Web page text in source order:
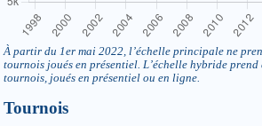
À partir du 1er mai 2022, l’échelle principale ne
tournois joués en présentiel. L’échelle hybride prend
tournois, joués en présentiel ou en ligne.
Tournois